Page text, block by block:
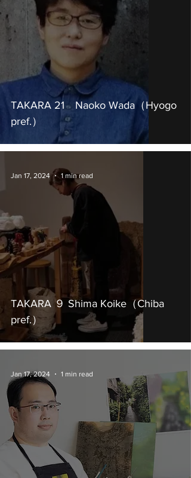
TAKARA 21 Naoko Wada（Hyogo
pref.）
TAKARA ９ Shima Koike（Chiba
pref.）
Jan 17, 2024 1 min read
Jan 17, 2024 1 min read